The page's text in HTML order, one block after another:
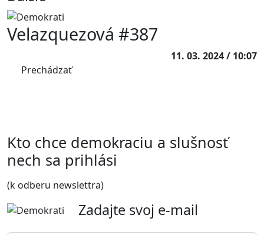
Prechádzať
Velazquezová #387
11. 03. 2024 / 10:07
Kto chce demokraciu a slušnosť
nech sa prihlási
(k odberu newslettra)
Zadajte svoj e-mail